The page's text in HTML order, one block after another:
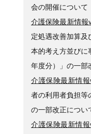
会の開催について
介護保険最新情報
定処遇改善加算及
本的考え方並びに
年度分）」の一部
介護保険最新情
者の利用者負担等
の一部改正につい
介護保険最新情